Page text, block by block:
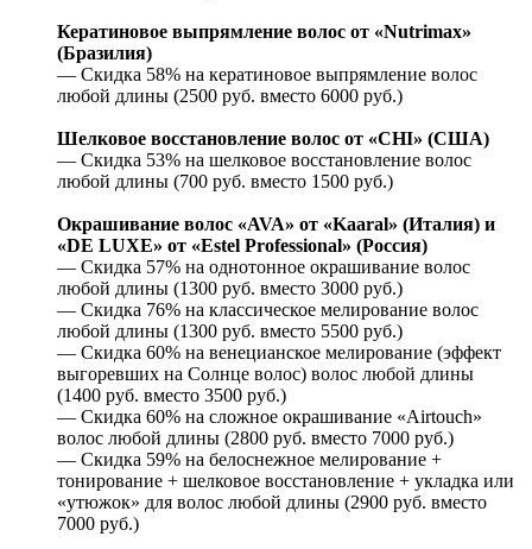
Кератиновое выпрямление волос от «Nutrimax»
(Бразилия)
— Скидка 58% на кератиновое выпрямление волос
любой длины (2500 руб. вместо 6000 руб.)
Шелковое восстановление волос от «CHI» (США)
— Скидка 53% на шелковое восстановление волос
любой длины (700 руб. вместо 1500 руб.)
Окрашивание волос «AVA» от «Kaaral» (Италия) и
«DE LUXE» от «Estel Professional» (Россия)
— Скидка 57% на однотонное окрашивание волос
любой длины (1300 руб. вместо 3000 руб.)
— Скидка 76% на классическое мелирование волос
любой длины (1300 руб. вместо 5500 руб.)
— Скидка 60% на венецианское мелирование (эффект
выгоревших на Солнце волос) волос любой длины
(1400 руб. вместо 3500 руб.)
— Скидка 60% на сложное окрашивание «Airtouch»
волос любой длины (2800 руб. вместо 7000 руб.)
— Скидка 59% на белоснежное мелирование +
тонирование + шелковое восстановление + укладка или
«утюжок» для волос любой длины (2900 руб. вместо
7000 руб.)